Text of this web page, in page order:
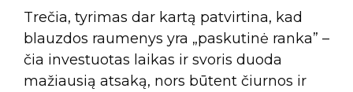
Trečia, tyrimas dar kartą patvirtina, kad
blauzdos raumenys yra „paskutinė ranka” –
čia investuotas laikas ir svoris duoda
mažiausią atsaką, nors būtent čiurnos ir